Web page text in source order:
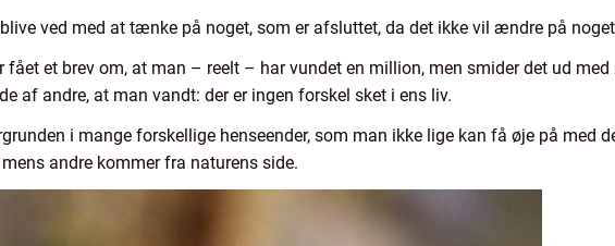
ved med at tænke på noget, som er afsluttet, da det ikke vil ændre på
et brev om, at man – reelt – har vundet en million, men smider det ud med
af andre, at man vandt: der er ingen forskel sket i ens liv.
i mange forskellige henseender, som man ikke lige kan få øje på med
andre kommer fra naturens side.